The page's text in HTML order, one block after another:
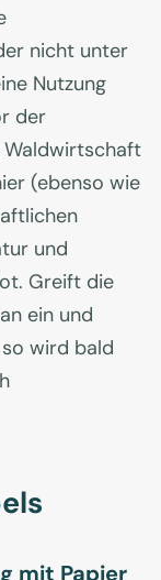
nicht unter
Nutzung
der
Waldwirtschaft
(ebenso wie
und
Greift die
ein und
wird bald
mit Papier